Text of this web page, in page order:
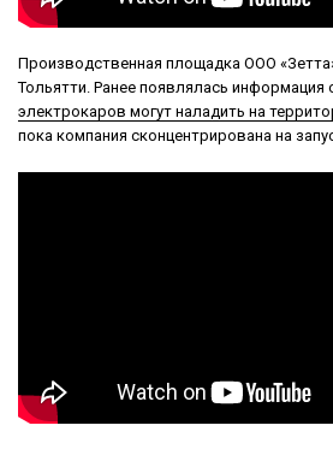
Производственная площадка ООО
Тольятти. Ранее появлялась информация
электрокаров могут наладить на
пока компания сконцентрирована на